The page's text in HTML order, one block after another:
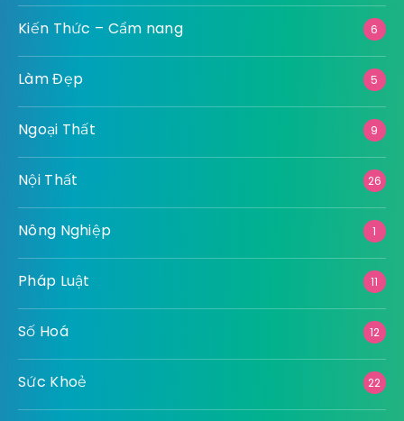
Kiến Thức – Cẩm nang 6
Làm Đẹp 5
Ngoại Thất 9
Nội Thất 26
Nông Nghiệp 1
Pháp Luật 11
Số Hoá 12
Sức Khoẻ 22